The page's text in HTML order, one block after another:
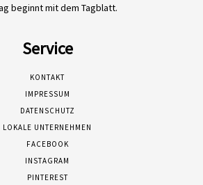
beginnt mit dem Tagblatt.
Service
KONTAKT
IMPRESSUM
DATENSCHUTZ
LOKALE UNTERNEHMEN
FACEBOOK
INSTAGRAM
PINTEREST